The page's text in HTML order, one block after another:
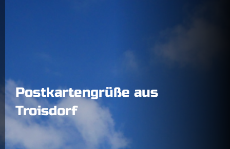
Postkartengrüße aus
Troisdorf